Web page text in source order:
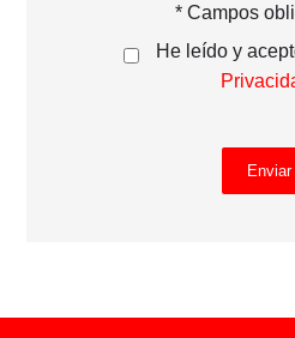
* Campos
He leído y
Enviar